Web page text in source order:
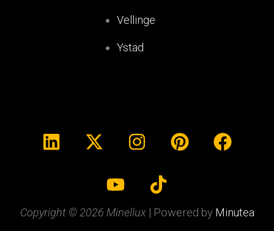
Vellinge
Ystad
Copyright © 2026 Minellux| Powered by Minutea